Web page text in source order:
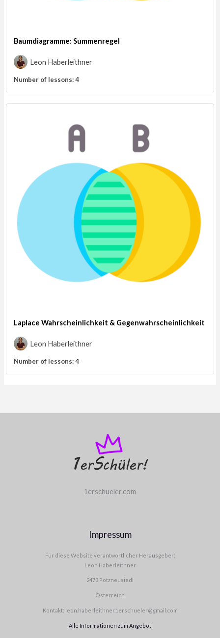
Baumdiagramme: Summenregel
Leon Haberleithner
Number of lessons:4
Laplace Wahrscheinlichkeit & Gegenwahrscheinlichkeit
Leon Haberleithner
Number of lessons:4
1erschueler.com
Impressum
Für diese Website verantwortlicher Herausgeber:
Leon Haberleithner
2473 Potzneusiedl
Österreich
Kontakt: leon.haberleithner.1erschueler@gmail.com
Alle Informationen zum Angebot